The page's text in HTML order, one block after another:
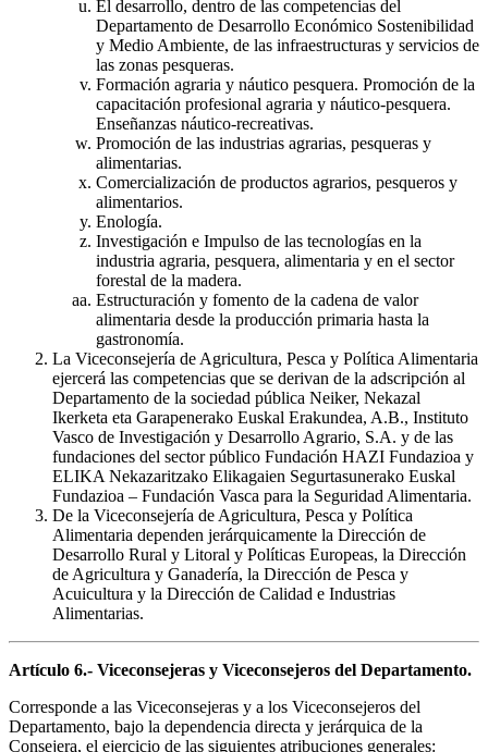
El desarrollo, dentro de las competencias del
Departamento de Desarrollo Económico Sostenibilidad
y Medio Ambiente, de las infraestructuras y servicios de
las zonas pesqueras.
Formación agraria y náutico pesquera. Promoción de la
capacitación profesional agraria y náutico-pesquera.
Enseñanzas náutico-recreativas.
Promoción de las industrias agrarias, pesqueras y
alimentarias.
Comercialización de productos agrarios, pesqueros y
alimentarios.
Enología.
Investigación e Impulso de las tecnologías en la
industria agraria, pesquera, alimentaria y en el sector
forestal de la madera.
Estructuración y fomento de la cadena de valor
alimentaria desde la producción primaria hasta la
gastronomía.
La Viceconsejería de Agricultura, Pesca y Política Alimentaria
ejercerá las competencias que se derivan de la adscripción al
Departamento de la sociedad pública Neiker, Nekazal
Ikerketa eta Garapenerako Euskal Erakundea, A.B., Instituto
Vasco de Investigación y Desarrollo Agrario, S.A. y de las
fundaciones del sector público Fundación HAZI Fundazioa y
ELIKA Nekazaritzako Elikagaien Segurtasunerako Euskal
Fundazioa – Fundación Vasca para la Seguridad Alimentaria.
De la Viceconsejería de Agricultura, Pesca y Política
Alimentaria dependen jerárquicamente la Dirección de
Desarrollo Rural y Litoral y Políticas Europeas, la Dirección
de Agricultura y Ganadería, la Dirección de Pesca y
Acuicultura y la Dirección de Calidad e Industrias
Alimentarias.
Artículo 6.- Viceconsejeras y Viceconsejeros del Departamento.
Corresponde a las Viceconsejeras y a los Viceconsejeros del
Departamento, bajo la dependencia directa y jerárquica de la
Consejera, el ejercicio de las siguientes atribuciones generales: